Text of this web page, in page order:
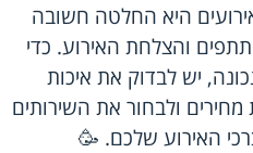
היא החלטה חשובה
והצלחת האירוע. כדי
יש לבדוק את איכות
ולבחור את השירותים
האירוע שלכם. 🥳